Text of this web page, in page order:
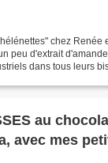
chez Renée
peu d'extrait
dans tous leurs
au
avec mes